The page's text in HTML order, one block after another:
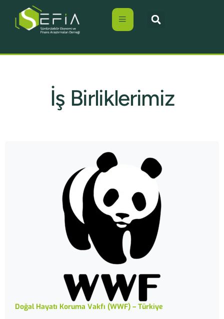
İş Birliklerimiz
Doğal Hayatı Koruma Vakfı (WWF) – Türkiye